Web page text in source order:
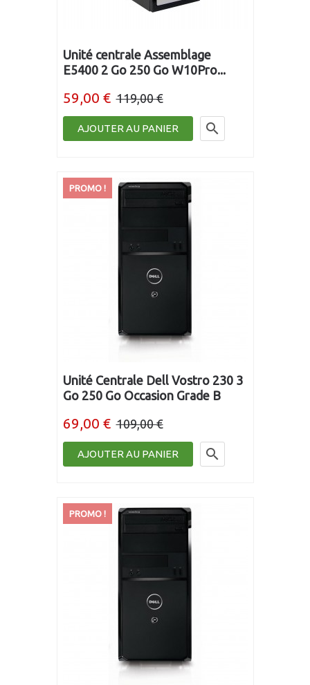
Unité centrale Assemblage
E5400 2 Go 250 Go W10Pro...
59,00 € 119,00 €
AJOUTER AU PANIER 
PROMO !
Unité Centrale Dell Vostro 230 3
Go 250 Go Occasion Grade B
69,00 € 109,00 €
AJOUTER AU PANIER 
PROMO !